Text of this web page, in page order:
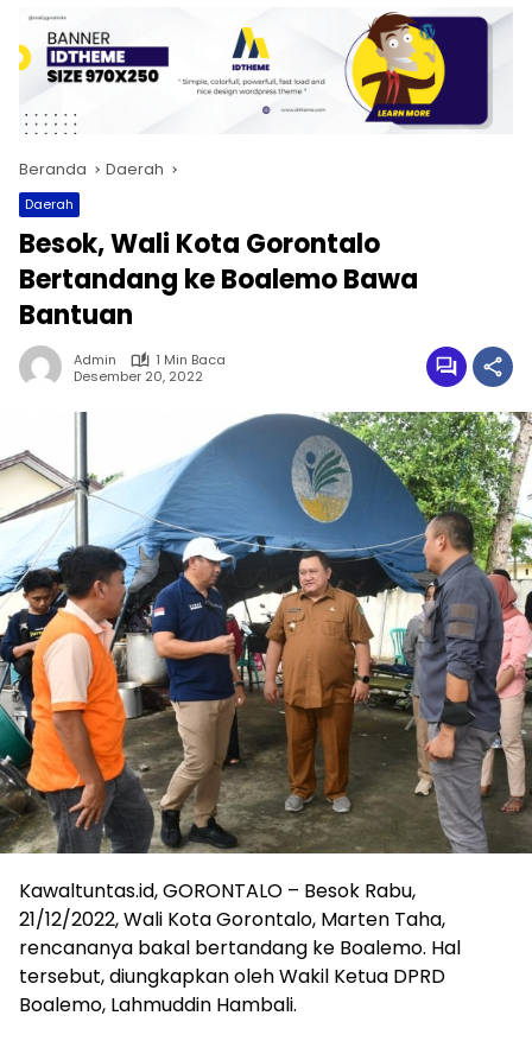
Beranda Daerah
Daerah
Besok, Wali Kota Gorontalo
Bertandang ke Boalemo Bawa
Bantuan
Admin
1 Min Baca
Desember 20, 2022
Kawaltuntas.id, GORONTALO – Besok Rabu,
21/12/2022, Wali Kota Gorontalo, Marten Taha,
rencananya bakal bertandang ke Boalemo. Hal
tersebut, diungkapkan oleh Wakil Ketua DPRD
Boalemo, Lahmuddin Hambali.